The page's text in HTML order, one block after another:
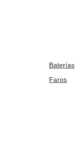
Baterías
Faros